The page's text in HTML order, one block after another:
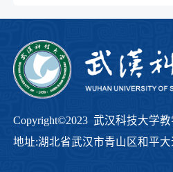
Copyright©2023 武汉科技大学
地址:湖北省武汉市青山区和平大